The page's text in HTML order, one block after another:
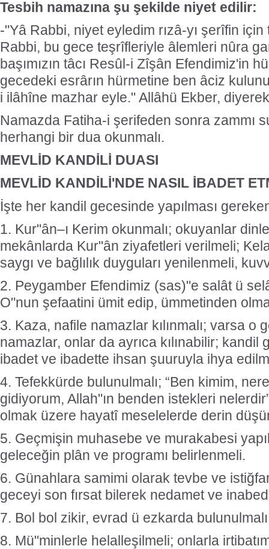
Tesbih namazına şu şekilde niyet edilir:
-"Yâ Rabbi, niyet eyledim rızâ-yı şerîfin
Rabbi, bu gece teşrîfleriyle âlemleri nûra
başımızın tâcı Resûl-i Zîşân Efendimiz'in
gecedeki esrârın hürmetine ben âciz
i ilâhîne mazhar eyle." Allâhü Ekber,
Namazda Fatiha-i şerifeden sonra zammı
herhangi bir dua okunmalı.
MEVLİD KANDİLİ DUASI
MEVLİD KANDİLİ'NDE NASIL İBADET
İşte her kandil gecesinde yapılması
1. Kur"ân–ı Kerim okunmalı; okuyanlar
mekânlarda Kur"ân ziyafetleri verilmeli;
saygı ve bağlılık duyguları yenilenmeli,
2. Peygamber Efendimiz (sas)"e salât ü
O"nun şefaatini ümit edip, ümmetinden
3. Kaza, nafile namazlar kılınmalı; varsa o
namazlar, onlar da ayrıca kılınabilir; kandil
ibadet ve ibadette ihsan şuuruyla ihya
4. Tefekkürde bulunulmalı; “Ben kimim,
gidiyorum, Allah"ın benden istekleri
olmak üzere hayatî meselelerde derin
5. Geçmişin muhasebe ve murakabesi
geleceğin plân ve programı belirlenmeli.
6. Günahlara samimi olarak tevbe ve
geceyi son fırsat bilerek nedamet ve
7. Bol bol zikir, evrad ü ezkarda
8. Mü"minlerle helalleşilmeli; onlarla